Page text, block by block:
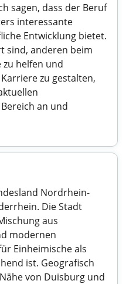
sagen, dass der Beruf
interessante
Entwicklung bietet.
sind, anderen beim
helfen und
zu gestalten,
an und
Nordrhein-
Die Stadt
aus
modernen
Einheimische als
ist. Geografisch
von Duisburg und